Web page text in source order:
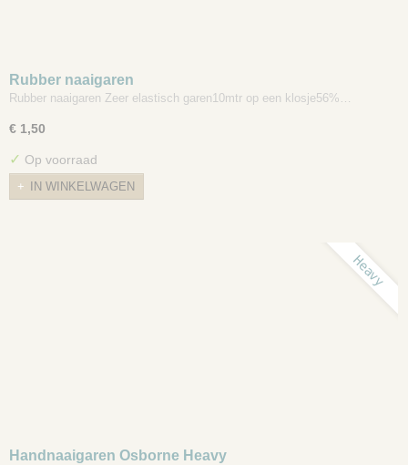
Rubber naaigaren
Rubber naaigaren Zeer elastisch garen10mtr op een klosje56%…
€ 1,50
✓ Op voorraad
IN WINKELWAGEN
Heavy
Handnaaigaren Osborne Heavy